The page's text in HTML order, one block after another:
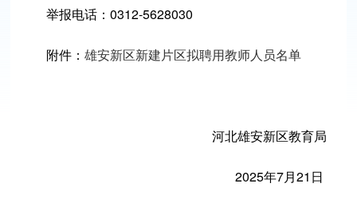
举报电话：0312-5628030
附件：雄安新区新建片区拟聘用教师人员名单
河北雄安新区教育局
2025年7月21日